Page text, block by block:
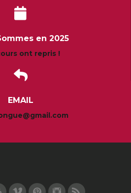
en 2025
ont repris !
EMAIL
Plus
YoutubeVimeoPinterestInstagram